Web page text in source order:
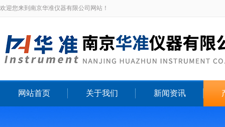
欢迎您来到南京华准仪器有限公司网站！
网站首页 关于我们 新闻资讯